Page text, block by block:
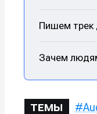
Пишем трек
Зачем
ТЕМЫ